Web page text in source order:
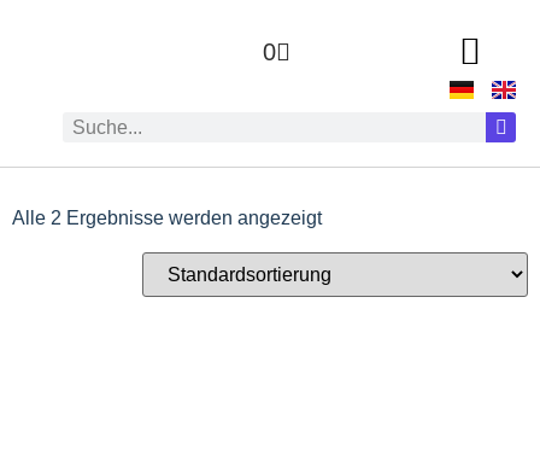
0
Alle 2 Ergebnisse werden angezeigt